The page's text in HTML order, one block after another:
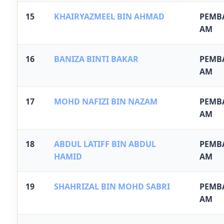
15 KHAIRYAZMEEL BIN AHMAD
AM
16 BANIZA BINTI BAKAR
AM
17 MOHD NAFIZI BIN NAZAM
AM
18
ABDUL LATIFF BIN ABDUL
HAMID
AM
19 SHAHRIZAL BIN MOHD SABRI
AM